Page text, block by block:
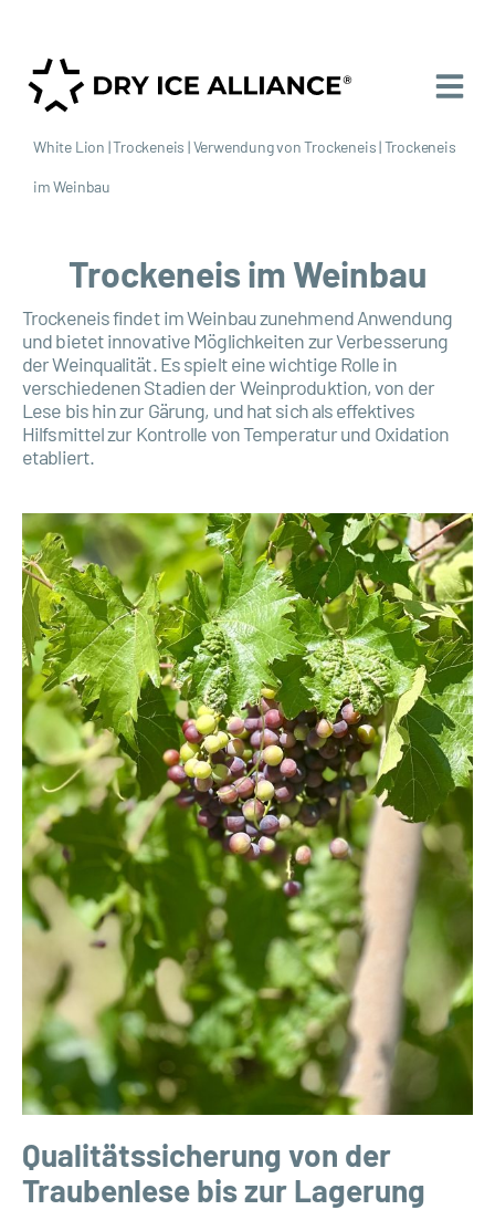
White Lion |Trockeneis |Verwendung von Trockeneis|Trockeneis
im Weinbau
Trockeneis im Weinbau
Trockeneis findet im Weinbau zunehmend Anwendung
und bietet innovative Möglichkeiten zur Verbesserung
der Weinqualität. Es spielt eine wichtige Rolle in
verschiedenen Stadien der Weinproduktion, von der
Lese bis hin zur Gärung, und hat sich als effektives
Hilfsmittel zur Kontrolle von Temperatur und Oxidation
etabliert.
Qualitätssicherung von der
Traubenlese bis zur Lagerung